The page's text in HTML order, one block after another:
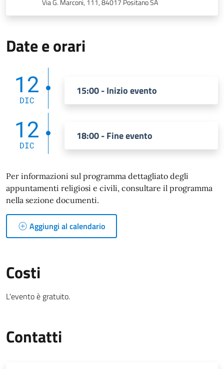
Via G. Marconi, 111, 84017 Positano SA
Date e orari
12
DIC
15:00 - Inizio evento
12
DIC
18:00 - Fine evento
Per informazioni sul programma dettagliato degli
appuntamenti religiosi e civili, consultare il programma
nella sezione documenti.
Aggiungi al calendario
Costi
L'evento è gratuito.
Contatti